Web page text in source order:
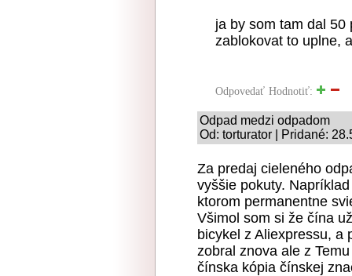
ja by som tam dal 50
zablokovat to uplne,
Odpovedať Hodnotiť:
Odpad medzi odpadom
Od: torturator | Pridané:
Za predaj cieleného
vyššie pokuty.
ktorom permanentne
Všimol som si že čína
bicykel z Aliexpressu, a
zobral znova ale z
čínska kópia čínskej